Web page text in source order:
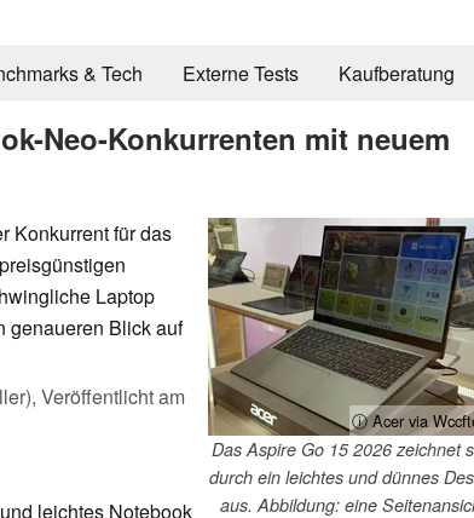
& Tech Externe Tests Kaufberatung
Neo-Konkurrenten mit neuem
ⓘ Acer via
Das Aspire Go 15 2026 zeichnet
durch ein leichtes und dünnes
aus. Abbildung: eine
Konkurrent für das
Laptop
genaueren Blick auf
Veröffentlicht am
leichtes Notebook